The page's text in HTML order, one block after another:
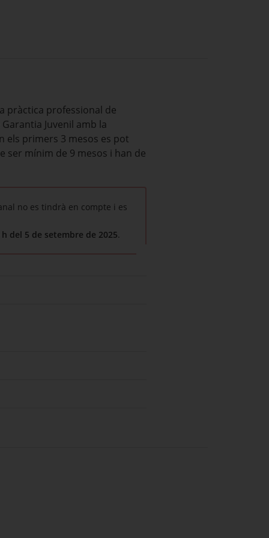
pràctica professional de
Juvenil amb la
els primers 3 mesos es pot
ser mínim de 9 mesos i han de
no es tindrà en compte i es
h del 5 de setembre de 2025.